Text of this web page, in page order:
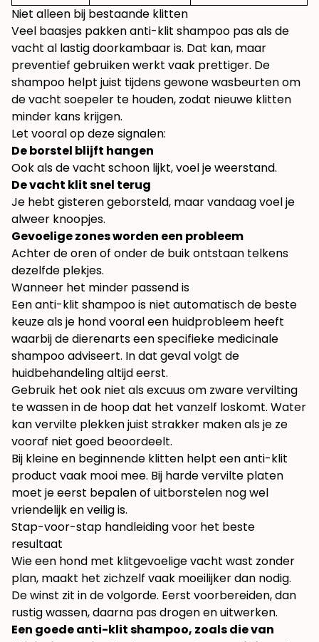
Niet alleen bij bestaande klitten
Veel baasjes pakken anti-klit shampoo pas als de
vacht al lastig doorkambaar is. Dat kan, maar
preventief gebruiken werkt vaak prettiger. De
shampoo helpt juist tijdens gewone wasbeurten om
de vacht soepeler te houden, zodat nieuwe klitten
minder kans krijgen.
Let vooral op deze signalen:
De borstel blijft hangen
Ook als de vacht schoon lijkt, voel je weerstand.
De vacht klit snel terug
Je hebt gisteren geborsteld, maar vandaag voel je
alweer knoopjes.
Gevoelige zones worden een probleem
Achter de oren of onder de buik ontstaan telkens
dezelfde plekjes.
Wanneer het minder passend is
Een anti-klit shampoo is niet automatisch de beste
keuze als je hond vooral een huidprobleem heeft
waarbij de dierenarts een specifieke medicinale
shampoo adviseert. In dat geval volgt de
huidbehandeling altijd eerst.
Gebruik het ook niet als excuus om zware vervilting
te wassen in de hoop dat het vanzelf loskomt. Water
kan vervilte plekken juist strakker maken als je ze
vooraf niet goed beoordeelt.
Bij kleine en beginnende klitten helpt een anti-klit
product vaak mooi mee. Bij harde vervilte platen
moet je eerst bepalen of uitborstelen nog wel
vriendelijk en veilig is.
Stap-voor-stap handleiding voor het beste
resultaat
Wie een hond met klitgevoelige vacht wast zonder
plan, maakt het zichzelf vaak moeilijker dan nodig.
De winst zit in de volgorde. Eerst voorbereiden, dan
rustig wassen, daarna pas drogen en uitwerken.
Een goede anti-klit shampoo, zoals die van